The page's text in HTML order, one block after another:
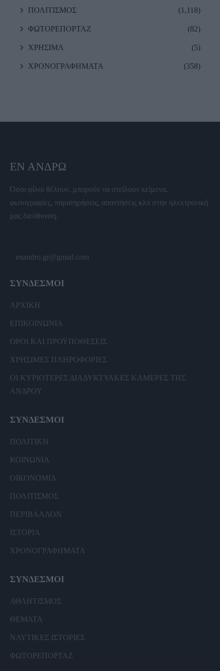
ΠΟΛΙΤΙΣΜΟΣ (1,118)
ΦΩΤΟΡΕΠΟΡΤΑΖ (82)
ΧΡΗΣΙΜΑ (5)
ΧΡΟΝΟΓΡΑΦΗΜΑΤΑ (358)
ΕΝ ΆΝΔΡΩ
Όσοι φίλοι θέλουν, μπορούν να στείλουν κείμενα,
φωτογραφίες, παρατηρήσεις, απαντήσεις κλπ στην ηλεκτρονική
μας διεύθυνση.
enandro.gr@gmail.com
ΣΥΝΔΕΣΜΟΙ
ΑΡΧΙΚΗ
ΕΠΙΚΟΙΝΩΝΙΑ
ΟΡΟΙ ΚΑΙ ΠΡΟΫΠΟΘΕΣΕΙΣ
ΧΡΗΣΙΜΕΣ ΠΛΗΡΟΦΟΡΙΕΣ
ΟΙ ΚΥΡΙΟΤΕΡΕΣ ΔΙΑΔΥΚΤΥΑΚΕΣ ΚΑΜΕΡΕΣ ΤΗΣ
ΑΝΔΡΟΥ
ΣΥΝΔΕΣΜΟΙ
ΠΟΛΙΤΙΚΗ
ΚΟΙΝΩΝΙΑ
ΟΙΚΟΝΟΜΙΑ
ΠΟΛΙΤΙΣΜΟΣ
ΠΕΡΙΒΑΛΛΟΝ
ΙΣΤΟΡΙΑ
ΧΡΟΝΟΓΡΑΦΗΜΑΤΑ
ΣΥΝΔΕΣΜΟΙ
ΑΘΛΗΤΙΣΜΟΣ
ΘΕΜΑΤΑ
ΝΑΥΤΙΚΕΣ ΙΣΤΟΡΙΕΣ
ΦΩΤΟΡΕΠΟΡΤΑΖ